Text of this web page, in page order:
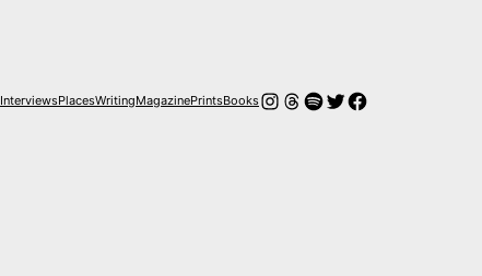
InterviewsPlacesWritingMagazinePrintsBooksInstagram
Hilos
Spotify
Twitter
Facebook